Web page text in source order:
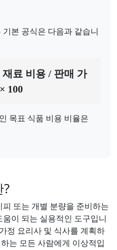
본 공식은 다음과 같습니
료 비용 / 판매 가
100
목표 식품 비용 비율은
또는 개별 분량을 준비하는
이 되는 실용적인 도구입니
정 요리사 및 식사를 계획하
는 모든 사람에게 이상적입